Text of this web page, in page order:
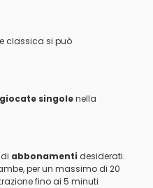
classica si può
singolenella
abbonamenti desiderati.
per un massimo di 20
fino ai 5 minuti